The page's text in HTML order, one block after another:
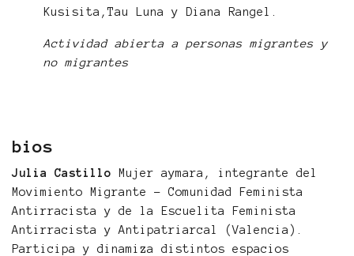
Kusisita,Tau Luna y Diana Rangel.
Actividad abierta a personas migrantes y
no migrantes
bios
Julia Castillo
Mujer aymara, integrante del
Movimiento Migrante – Comunidad Feminista
Antirracista y de la Escuelita Feminista
Antirracista y Antipatriarcal (Valencia).
Participa y dinamiza distintos espacios